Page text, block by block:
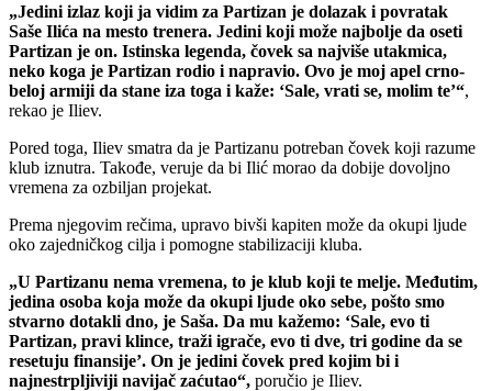
„Jedini izlaz koji ja vidim za Partizan je dolazak i povratak
Saše Ilića na mesto trenera. Jedini koji može najbolje da oseti
Partizan je on. Istinska legenda, čovek sa najviše utakmica,
neko koga je Partizan rodio i napravio. Ovo je moj apel crno-
beloj armiji da stane iza toga i kaže: ‘Sale, vrati se, molim te’“,
rekao je Iliev.
Pored toga, Iliev smatra da je Partizanu potreban čovek koji razume
klub iznutra. Takođe, veruje da bi Ilić morao da dobije dovoljno
vremena za ozbiljan projekat.
Prema njegovim rečima, upravo bivši kapiten može da okupi ljude
oko zajedničkog cilja i pomogne stabilizaciji kluba.
„U Partizanu nema vremena, to je klub koji te melje. Međutim,
jedina osoba koja može da okupi ljude oko sebe, pošto smo
stvarno dotakli dno, je Saša. Da mu kažemo: ‘Sale, evo ti
Partizan, pravi klince, traži igrače, evo ti dve, tri godine da se
resetuju finansije’. On je jedini čovek pred kojim bi i
najnestrpljiviji navijač zaćutao“, poručio je Iliev.